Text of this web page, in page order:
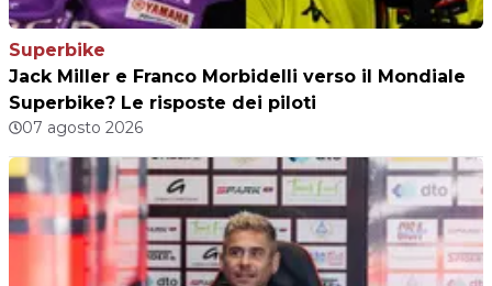
Superbike
Jack Miller e Franco Morbidelli verso il Mondiale
Superbike? Le risposte dei piloti
07 agosto 2026